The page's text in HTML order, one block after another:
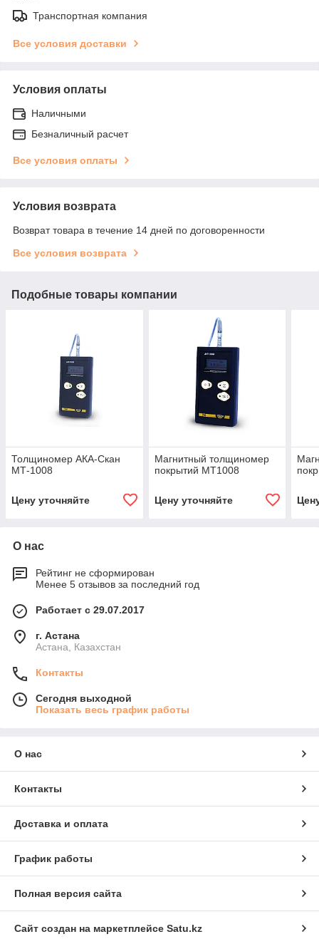
Транспортная компания
Все условия доставки
Условия оплаты
Наличными
Безналичный расчет
Все условия оплаты
Условия возврата
Возврат товара в течение 14 дней по договоренности
Все условия возврата
Подобные товары компании
Толщиномер АКА-Скан
МТ-1008
Цену уточняйте
Магнитный толщиномер
покрытий МТ1008
Цену уточняйте
О нас
Рейтинг не сформирован
Менее 5 отзывов за последний год
Работает с 29.07.2017
г. Астана
Астана, Казахстан
Контакты
Сегодня выходной
Показать весь график работы
О нас
Контакты
Доставка и оплата
График работы
Полная версия сайта
Сайт создан на маркетплейсе Satu.kz